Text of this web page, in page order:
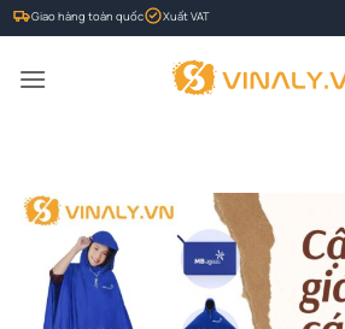
Bỏ
qua
nội
Giao hàng toàn quốc Xuất VAT